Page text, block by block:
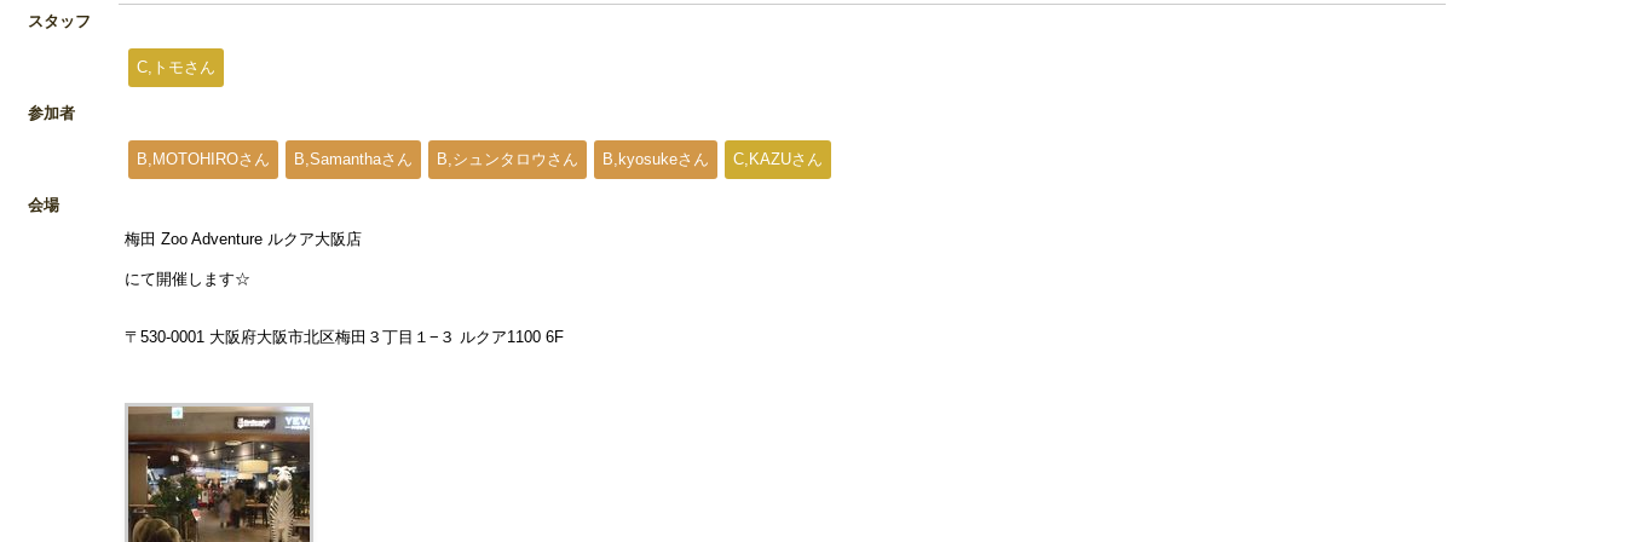
スタッフ
C,トモさん
参加者
B,MOTOHIROさん B,Samanthaさん B,シュンタロウさん B,kyosukeさん C,KAZUさん
会場
梅田 Zoo Adventure ルクア大阪店
にて開催します☆
〒530-0001 大阪府大阪市北区梅田３丁目１−３ ルクア1100 6F